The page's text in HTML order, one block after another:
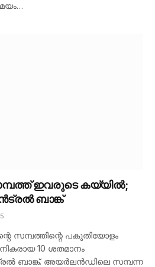
ഇവരുടെ കയ്യിൽ;
ബാങ്ക്
സമ്പത്തിന്റെ പകുതിയോളം
10 ശതമാനം
ബാങ്ക്. അയർലൻഡിലെ സമ്പന്ന